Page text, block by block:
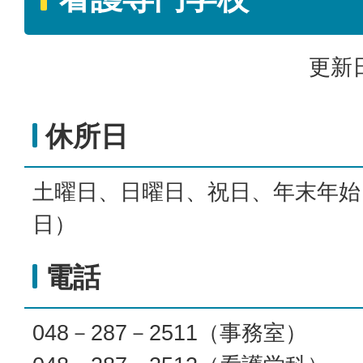
更新
休所日
土曜日、日曜日、祝日、年末年
日）
電話
048－287－2511（事務室）